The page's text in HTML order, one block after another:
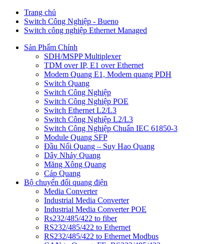
Trang chủ
Switch Công Nghiệp - Bueno
Switch công nghiệp Ethernet Managed
Sản Phẩm Chính
SDH/MSPP Multiplexer
TDM over IP, E1 over Ethernet
Modem Quang E1, Modem quang PDH
Switch Quang
Switch Công Nghiệp
Switch Công Nghiệp POE
Switch Ethernet L2/L3
Switch Công Nghiệp L2/L3
Switch Công Nghiệp Chuẩn IEC 61850-3
Module Quang SFP
Đầu Nối Quang – Suy Hao Quang
Dây Nhảy Quang
Măng Xông Quang
Cáp Quang
Bộ chuyển đổi quang điện
Media Converter
Industrial Media Converter
Industrial Media Converter POE
Rs232/485/422 to fiber
RS232/485/422 to Ethernet
RS232/485/422 to Ethernet Modbus